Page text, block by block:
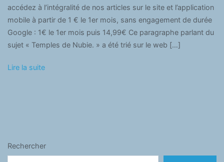
accédez à l’intégralité de nos articles sur le site et l’application
mobile à partir de 1 € le 1er mois, sans engagement de durée
Google : 1€ le 1er mois puis 14,99€ Ce paragraphe parlant du
sujet « Temples de Nubie. » a été trié sur le web […]
Lire la suite
Rechercher